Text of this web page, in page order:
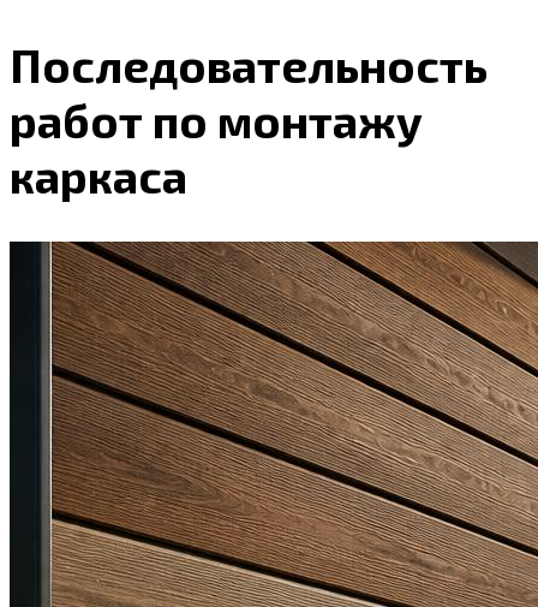
Последовательность
работ по монтажу
каркаса